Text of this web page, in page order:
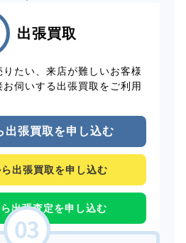
出張買取
たい、来店が難しいお客様
伺いする出張買取をご利用
出張買取を申し込む
出張買取を申し込む
出張査定を申し込む